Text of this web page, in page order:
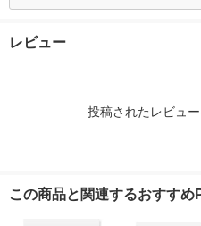
レビュー
投稿されたレビュ
この商品と関連するおすすめ